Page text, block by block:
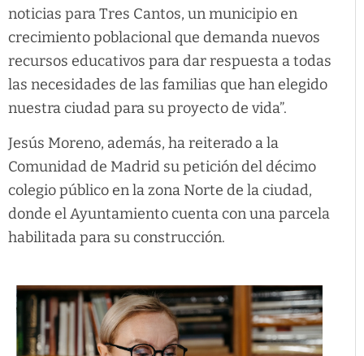
noticias para Tres Cantos, un municipio en
crecimiento poblacional que demanda nuevos
recursos educativos para dar respuesta a todas
las necesidades de las familias que han elegido
nuestra ciudad para su proyecto de vida”.
Jesús Moreno, además, ha reiterado a la
Comunidad de Madrid su petición del décimo
colegio público en la zona Norte de la ciudad,
donde el Ayuntamiento cuenta con una parcela
habilitada para su construcción.